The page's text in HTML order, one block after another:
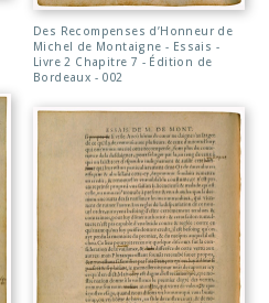
Des Recompenses d’Honneur de
Michel de Montaigne - Essais -
Livre 2 Chapitre 7 - Édition de
Bordeaux - 002